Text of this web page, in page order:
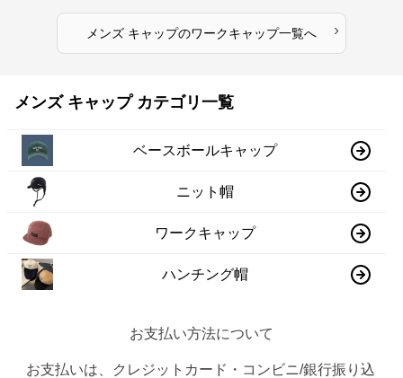
メンズ キャップのワークキャップ一覧へ ›
メンズ キャップ カテゴリ一覧
ベースボールキャップ
ニット帽
ワークキャップ
ハンチング帽
お支払い方法について
お支払いは、クレジットカード・コンビニ/銀行振り込